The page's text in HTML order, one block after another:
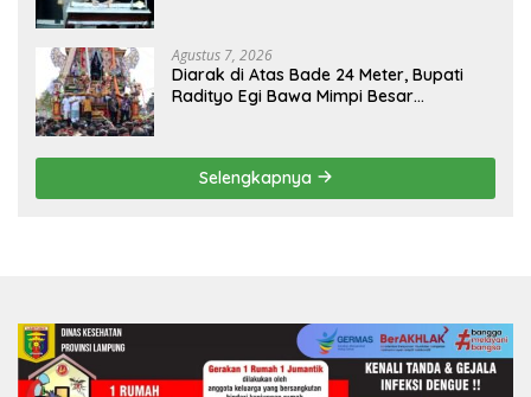
Agustus 7, 2026
Diarak di Atas Bade 24 Meter, Bupati
Radityo Egi Bawa Mimpi Besar
Selengkapnya